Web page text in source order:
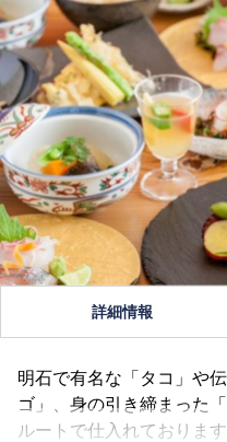
詳細情報
明石で有名な「タコ」や
ゴ」、身の引き締まった
ルートで仕入れておりま